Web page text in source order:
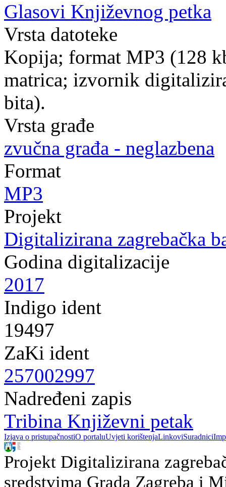
Glasovi Književnog petka
Vrsta datoteke
Kopija; format MP3 (128
matrica; izvornik
bita).
Vrsta građe
zvučna građa - neglazbena
Format
MP3
Projekt
Digitalizirana zagrebačka
Godina digitalizacije
2017
Indigo ident
19497
ZaKi ident
257002997
Nadređeni zapis
Tribina Književni petak
Izjava o pristupačnostiO portaluUvjeti korištenjaLinkoviSuradnici
Projekt Digitalizirana
sredstvima Grada Zagreba i